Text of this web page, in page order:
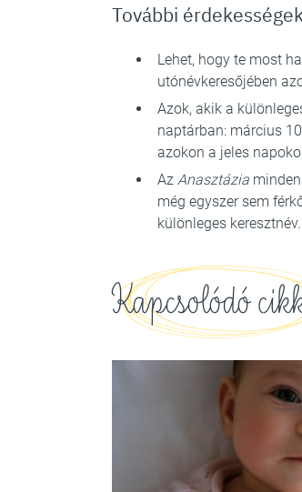
További
Lehet, hogy te most
utónévkeresőjében
Azok, akik a
naptárban: március
azokon a jeles
Az Anasztázia
még egyszer sem
különleges keresztnév.
Kapcsolódó